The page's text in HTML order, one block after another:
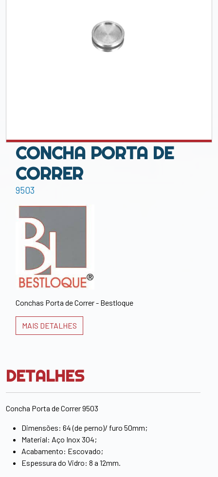
CONCHA PORTA DE
CORRER
9503
Conchas Porta de Correr - Bestloque
MAIS DETALHES
DETALHES
Concha Porta de Correr 9503
Dimensões: 64 (de perno)/ furo 50mm;
Material: Aço Inox 304;
Acabamento: Escovado;
Espessura do Vidro: 8 a 12mm.